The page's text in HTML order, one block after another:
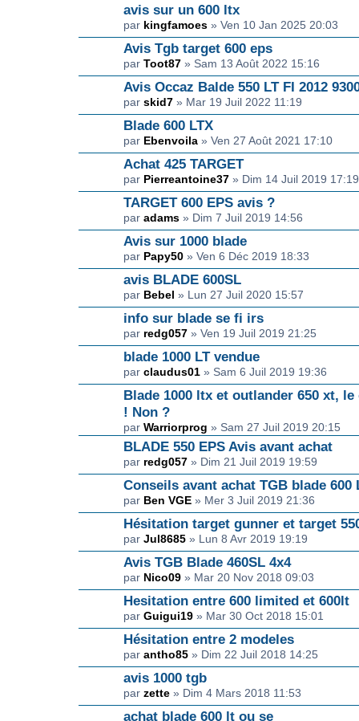
avis sur un 600 ltx
par kingfamoes » Ven 10 Jan 2025 20:03
Avis Tgb target 600 eps
par Toot87 » Sam 13 Août 2022 15:16
Avis Occaz Balde 550 LT FI 2012
par skid7 » Mar 19 Juil 2022 11:19
Blade 600 LTX
par Ebenvoila » Ven 27 Août 2021 17:10
Achat 425 TARGET
par Pierreantoine37 » Dim 14 Juil 2019 17:19
TARGET 600 EPS avis ?
par adams » Dim 7 Juil 2019 14:56
Avis sur 1000 blade
par Papy50 » Ven 6 Déc 2019 18:33
avis BLADE 600SL
par Bebel » Lun 27 Juil 2020 15:57
info sur blade se fi irs
par redg057 » Ven 19 Juil 2019 21:25
blade 1000 LT vendue
par claudus01 » Sam 6 Juil 2019 19:36
Blade 1000 ltx et outlander 650 xt,
! Non ?
par Warriorprog » Sam 27 Juil 2019 20:15
BLADE 550 EPS Avis avant achat
par redg057 » Dim 21 Juil 2019 19:59
Conseils avant achat TGB blade 600
par Ben VGE » Mer 3 Juil 2019 21:36
Hésitation target gunner et target
par Jul8685 » Lun 8 Avr 2019 19:19
Avis TGB Blade 460SL 4x4
par Nico09 » Mar 20 Nov 2018 09:03
Hesitation entre 600 limited et 600lt
par Guigui19 » Mar 30 Oct 2018 15:01
Hésitation entre 2 modeles
par antho85 » Dim 22 Juil 2018 14:25
avis 1000 tgb
par zette » Dim 4 Mars 2018 11:53
achat blade 600 lt ou se